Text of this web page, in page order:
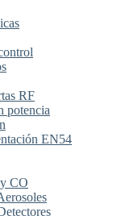
RF
potencia
EN54
CO